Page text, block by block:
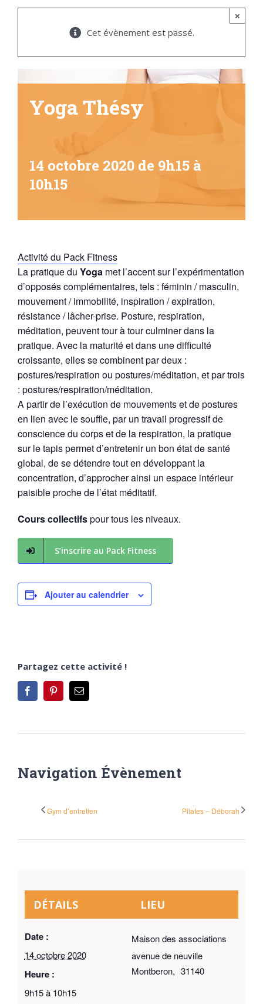
×
Cet évènement est passé.
Yoga Thésy
14 octobre 2020 de 9h15 à
10h15
Activité du Pack Fitness
La pratique du Yoga met l’accent sur l’expérimentation
d’opposés complémentaires, tels : féminin / masculin,
mouvement / immobilité, inspiration / expiration,
résistance / lâcher-prise. Posture, respiration,
méditation, peuvent tour à tour culminer dans la
pratique. Avec la maturité et dans une difficulté
croissante, elles se combinent par deux :
postures/respiration ou postures/méditation, et par trois
: postures/respiration/méditation.
A partir de l’exécution de mouvements et de postures
en lien avec le souffle, par un travail progressif de
conscience du corps et de la respiration, la pratique
sur le tapis permet d’entretenir un bon état de santé
global, de se détendre tout en développant la
concentration, d’approcher ainsi un espace intérieur
paisible proche de l’état méditatif.
Cours collectifspour tous les niveaux.
S’inscrire au Pack Fitness
Ajouter au calendrier
Partagez cette activité !
FacebookPinterestEmail
Navigation Évènement
Gym d’entretien Pilates – Déborah
DÉTAILS
Date :
14 octobre 2020
Heure :
9h15 à 10h15
LIEU
Maison des associations
avenue de neuville
Montberon, 31140